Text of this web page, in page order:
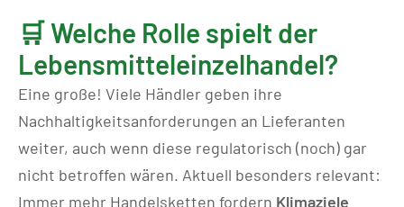
🛒 Welche Rolle spielt der
Lebensmitteleinzelhandel?
Eine große! Viele Händler geben ihre
Nachhaltigkeitsanforderungen an Lieferanten
weiter, auch wenn diese regulatorisch (noch) gar
nicht betroffen wären. Aktuell besonders relevant:
Immer mehr Handelsketten fordern Klimaziele